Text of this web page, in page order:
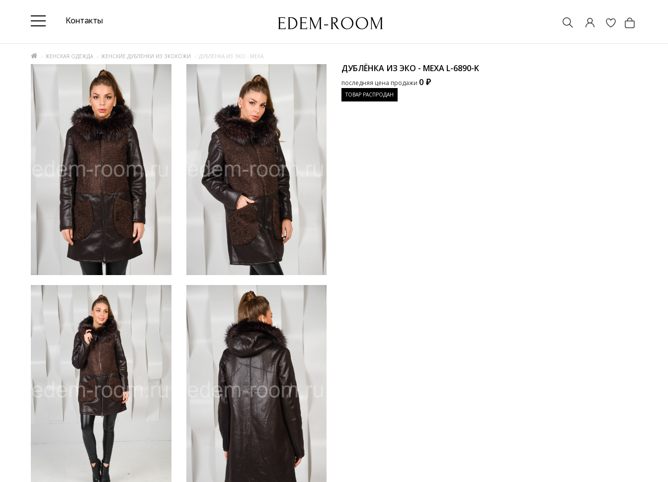
Контакты
ЖЕНСКАЯ ОДЕЖДА ЖЕНСКИЕ ДУБЛЁНКИ ИЗ ЭКОКОЖИ ДУБЛЁНКА ИЗ ЭКО - МЕХА
ДУБЛЁНКА ИЗ ЭКО - МЕХА L-6890-K
последняя цена продажи 0 ₽
ТОВАР РАСПРОДАН